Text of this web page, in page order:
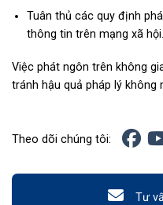
Tuân thủ các quy định
thông tin trên mạng xã hội.
Việc phát ngôn trên không
tránh hậu quả pháp lý không
Theo dõi chúng tôi:
Tư